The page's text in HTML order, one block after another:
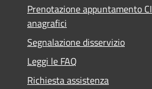
Prenotazione appuntamento
anagrafici
Segnalazione disservizio
Leggi le FAQ
Richiesta assistenza